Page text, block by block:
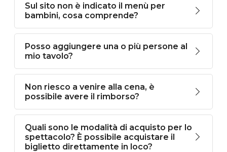
Sul sito non è indicato il menù per
bambini, cosa comprende?
Posso aggiungere una o più persone al
mio tavolo?
Non riesco a venire alla cena, è
possibile avere il rimborso?
Quali sono le modalità di acquisto per lo
spettacolo? È possibile acquistare il
biglietto direttamente in loco?